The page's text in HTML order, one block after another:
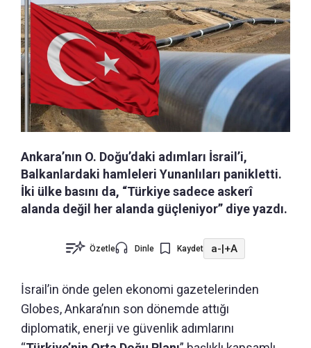
Ankara’nın O. Doğu’daki adımları İsrail’i,
Balkanlardaki hamleleri Yunanlıları panikletti.
İki ülke basını da, “Türkiye sadece askerî
alanda değil her alanda güçleniyor” diye yazdı.
Özetle Dinle Kaydet a-|+A
İsrail’in önde gelen ekonomi gazetelerinden
Globes, Ankara’nın son dönemde attığı
diplomatik, enerji ve güvenlik adımlarını